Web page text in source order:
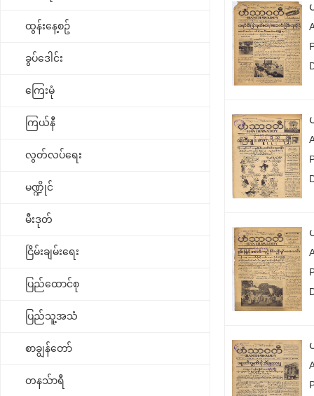
ထွန်းနေ့စဥ်
ခွပ်ဒေါင်း
ကြေးမုံ
ကြယ်နီ
လွတ်လပ်ရေး
မဏ္ဍိုင်
မီးဒုတ်
ငြိမ်းချမ်းရေး
ပြည်ထောင်စု
ပြည်သူ့အသံ
စာချွန်တော်
တနသ်ာရီ